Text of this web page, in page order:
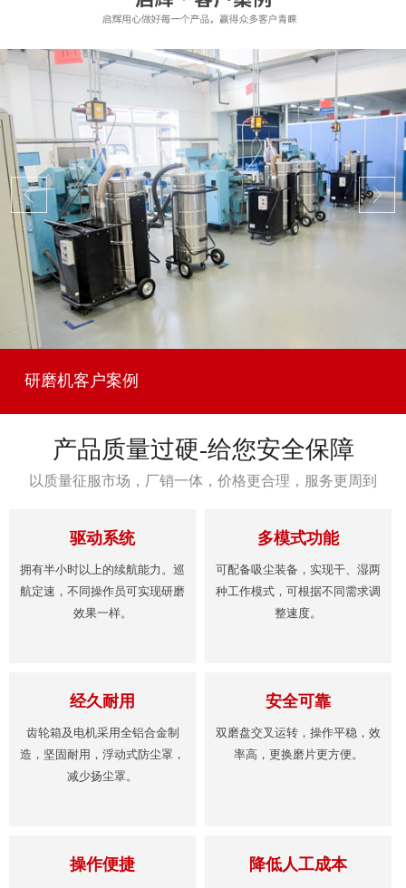
研磨机客户案例
产品质量过硬-给您安全保障
以质量征服市场，厂销一体，价格更合理，服务更周到
驱动系统
拥有半小时以上的续航能力。巡
航定速，不同操作员可实现研磨
效果一样。
多模式功能
可配备吸尘装备，实现干、湿两
种工作模式，可根据不同需求调
整速度。
经久耐用
齿轮箱及电机采用全铝合金制
造，坚固耐用，浮动式防尘罩，
减少扬尘罩。
安全可靠
双磨盘交叉运转，操作平稳，效
率高，更换磨片更方便。
操作便捷 降低人工成本